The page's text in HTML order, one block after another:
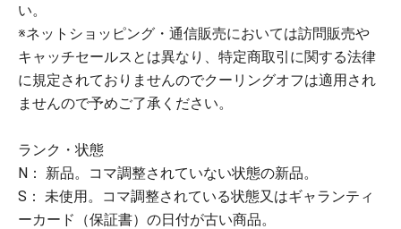
い。
※ネットショッピング・通信販売においては訪問販売や
キャッチセールスとは異なり、特定商取引に関する法律
に規定されておりませんのでクーリングオフは適用され
ませんので予めご了承ください。
ランク・状態
N： 新品。コマ調整されていない状態の新品。
S： 未使用。コマ調整されている状態又はギャランティ
ーカード（保証書）の日付が古い商品。